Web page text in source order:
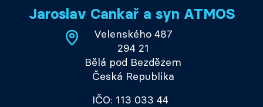
Jaroslav Cankař a syn ATMOS
Velenského 487
294 21
Bělá pod Bezdězem
Česká Republika
IČO: 113 033 44